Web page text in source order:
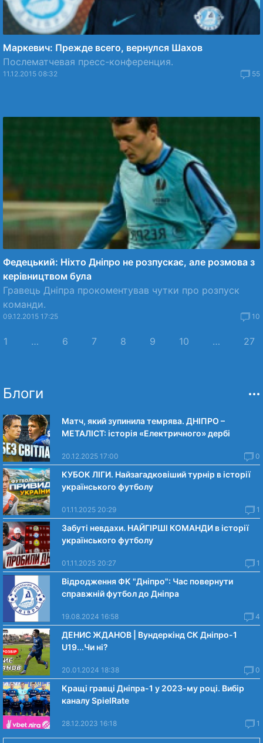
Маркевич: Прежде всего, вернулся Шахов
Послематчевая пресс-конференция.
11.12.2015 08:32 55
Федецький: Ніхто Дніпро не розпускає, але розмова з
керівництвом була
Гравець Дніпра прокоментував чутки про розпуск
команди.
09.12.2015 17:25 10
1 … 6 7 8 9 10 … 27
Блоги
Матч, який зупинила темрява. ДНІПРО –
МЕТАЛІСТ: історія «Електричного» дербі
20.12.2025 17:00 0
КУБОК ЛІГИ. Найзагадковіший турнір в історії
українського футболу
01.11.2025 20:29 1
Забуті невдахи. НАЙГІРШІ КОМАНДИ в історії
українського футболу
01.11.2025 20:27 1
Відродження ФК "Дніпро": Час повернути
справжній футбол до Дніпра
19.08.2024 16:58 4
ДЕНИС ЖДАНОВ | Вундеркінд СК Дніпро-1
U19...Чи нi?
20.01.2024 18:38 0
Кращі гравці Дніпра-1 у 2023-му році. Вибiр
каналу SpielRate
28.12.2023 16:18 1